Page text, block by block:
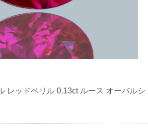
レッドベリル 0.13ct ルース オーバルシ